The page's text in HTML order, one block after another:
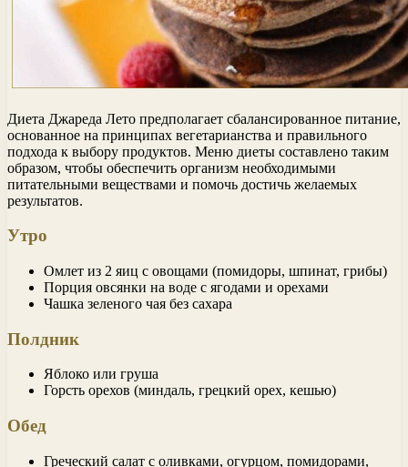
Диета Джареда Лето предполагает сбалансированное питание,
основанное на принципах вегетарианства и правильного
подхода к выбору продуктов. Меню диеты составлено таким
образом, чтобы обеспечить организм необходимыми
питательными веществами и помочь достичь желаемых
результатов.
Утро
Омлет из 2 яиц с овощами (помидоры, шпинат, грибы)
Порция овсянки на воде с ягодами и орехами
Чашка зеленого чая без сахара
Полдник
Яблоко или груша
Горсть орехов (миндаль, грецкий орех, кешью)
Обед
Греческий салат с оливками, огурцом, помидорами,